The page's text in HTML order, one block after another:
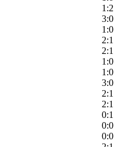
1:2
3:0
1:0
2:1
2:1
1:0
1:0
3:0
2:1
2:1
0:1
0:0
0:0